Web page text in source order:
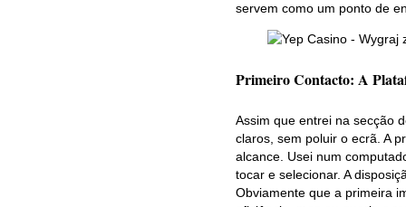
servem como um ponto de
Primeiro Contacto: A
Assim que entrei na secção
claros, sem poluir o ecrã. A
alcance. Usei num
tocar e selecionar. A
Obviamente que a primeira